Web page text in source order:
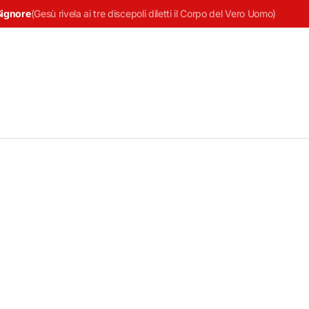
(Gesù rivela ai tre discepoli diletti il Corpo del Vero Uomo)